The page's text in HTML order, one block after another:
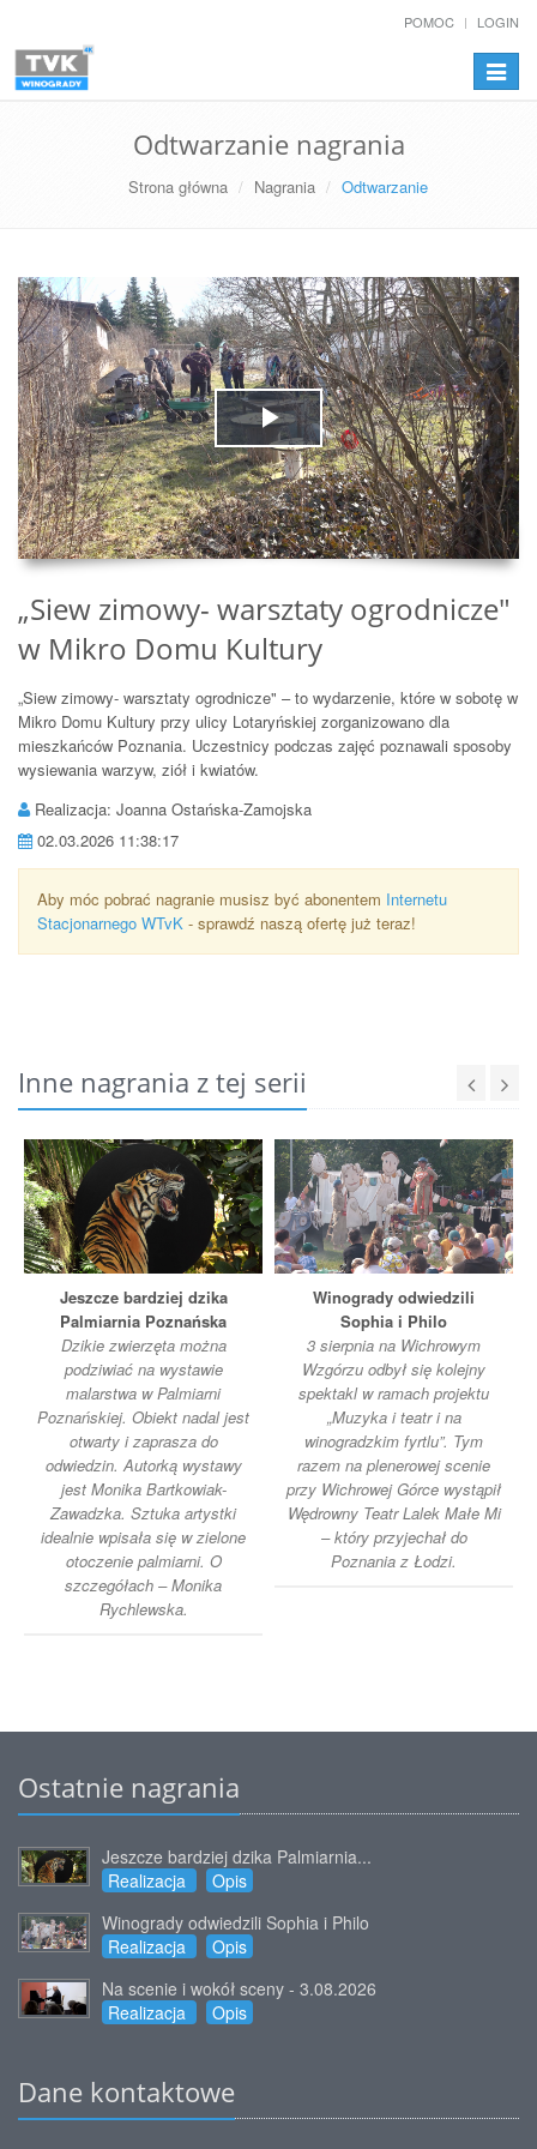
POMOC LOGIN
Odtwarzanie nagrania
Strona główna Nagrania Odtwarzanie
Play
Video
„Siew zimowy- warsztaty ogrodnicze"
w Mikro Domu Kultury
„Siew zimowy- warsztaty ogrodnicze" – to wydarzenie, które w sobotę w
Mikro Domu Kultury przy ulicy Lotaryńskiej zorganizowano dla
mieszkańców Poznania. Uczestnicy podczas zajęć poznawali sposoby
wysiewania warzyw, ziół i kwiatów.
Realizacja: Joanna Ostańska-Zamojska
02.03.2026 11:38:17
Aby móc pobrać nagranie musisz być abonentem Internetu
Stacjonarnego WTvK - sprawdź naszą ofertę już teraz!
Inne nagrania z tej serii
Jeszcze bardziej dzika
Palmiarnia Poznańska
Dzikie zwierzęta można
podziwiać na wystawie
malarstwa w Palmiarni
Poznańskiej. Obiekt nadal jest
otwarty i zaprasza do
odwiedzin. Autorką wystawy
jest Monika Bartkowiak-
Zawadzka. Sztuka artystki
idealnie wpisała się w zielone
otoczenie palmiarni. O
szczegółach – Monika
Rychlewska.
Winogrady odwiedzili
Sophia i Philo
3 sierpnia na Wichrowym
Wzgórzu odbył się kolejny
spektakl w ramach projektu
„Muzyka i teatr i na
winogradzkim fyrtlu”. Tym
razem na plenerowej scenie
przy Wichrowej Górce wystąpił
Wędrowny Teatr Lalek Małe Mi
– który przyjechał do
Poznania z Łodzi.
Ostatnie nagrania
Jeszcze bardziej dzika Palmiarnia...
Realizacja
Opis
Winogrady odwiedzili Sophia i Philo
Realizacja
Opis
Na scenie i wokół sceny - 3.08.2026
Realizacja
Opis
Dane kontaktowe